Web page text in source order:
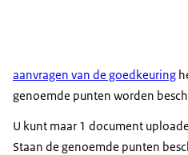
aanvragen van de goedkeuring
genoemde punten worden
U kunt maar 1 document
Staan de genoemde punten